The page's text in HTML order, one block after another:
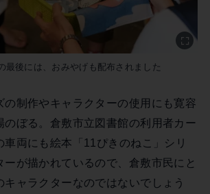
最後には、おみやげも配布されました
の制作やキャラクターの使用にも寛容
のぼる。倉敷市立図書館の利用者カー
車両にも絵本「11ぴきのねこ」シリ
ーが描かれているので、倉敷市民にと
キャラクターなのではないでしょう